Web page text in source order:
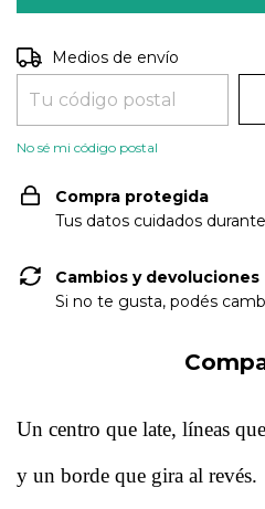
Entregas para el CP:
Medios de envío
No sé mi código postal
Compra protegida
Tus datos cuidados
Cambios y devoluciones
Si no te gusta, podés
Un centro que late, líneas
y un borde que gira al revés.